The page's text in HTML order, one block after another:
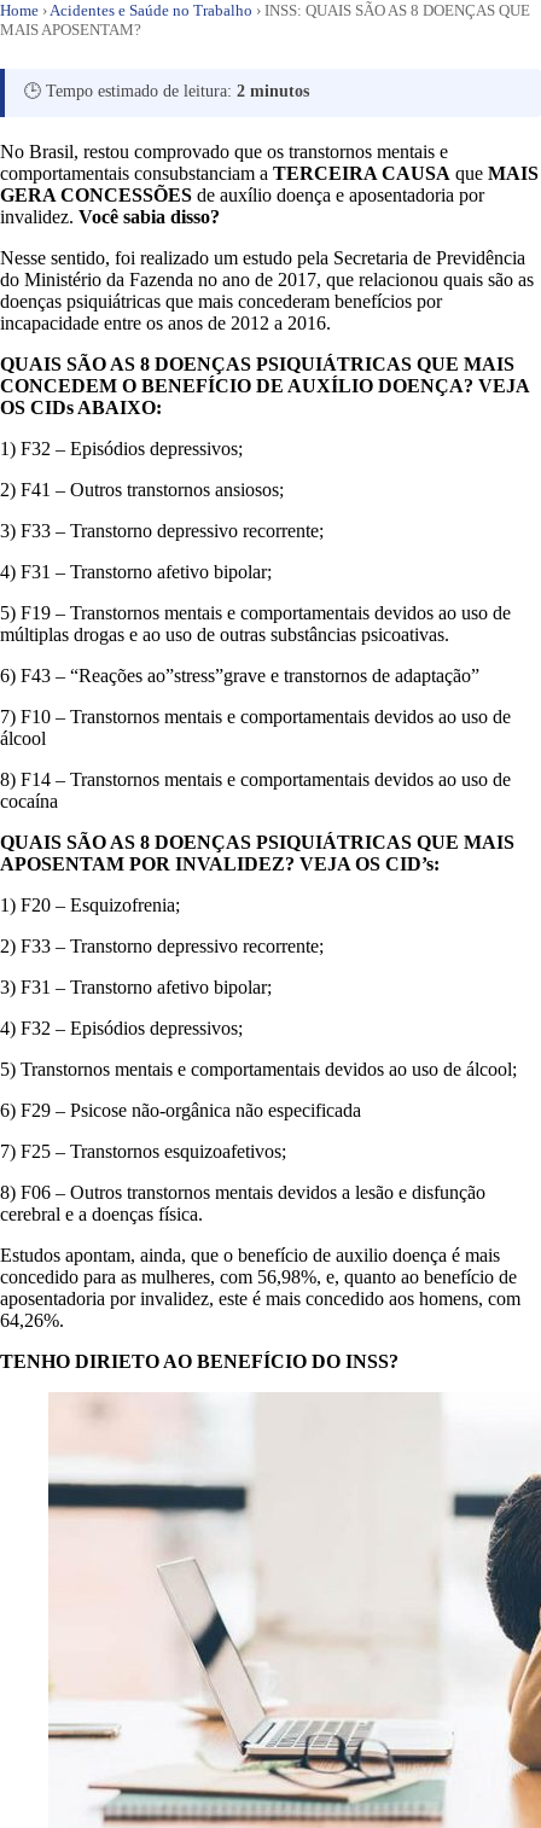
Home ›Acidentes e Saúde no Trabalho › INSS: QUAIS SÃO AS 8 DOENÇAS QUE
MAIS APOSENTAM?
🕒 Tempo estimado de leitura: 2 minutos
No Brasil, restou comprovado que os transtornos mentais e
comportamentais consubstanciam a TERCEIRA CAUSA que MAIS
GERA CONCESSÕES de auxílio doença e aposentadoria por
invalidez. Você sabia disso?
Nesse sentido, foi realizado um estudo pela Secretaria de Previdência
do Ministério da Fazenda no ano de 2017, que relacionou quais são as
doenças psiquiátricas que mais concederam benefícios por
incapacidade entre os anos de 2012 a 2016.
QUAIS SÃO AS 8 DOENÇAS PSIQUIÁTRICAS QUE MAIS
CONCEDEM O BENEFÍCIO DE AUXÍLIO DOENÇA? VEJA
OS CIDs ABAIXO:
1) F32 – Episódios depressivos;
2) F41 – Outros transtornos ansiosos;
3) F33 – Transtorno depressivo recorrente;
4) F31 – Transtorno afetivo bipolar;
5) F19 – Transtornos mentais e comportamentais devidos ao uso de
múltiplas drogas e ao uso de outras substâncias psicoativas.
6) F43 – “Reações ao”stress”grave e transtornos de adaptação”
7) F10 – Transtornos mentais e comportamentais devidos ao uso de
álcool
8) F14 – Transtornos mentais e comportamentais devidos ao uso de
cocaína
QUAIS SÃO AS 8 DOENÇAS PSIQUIÁTRICAS QUE MAIS
APOSENTAM POR INVALIDEZ? VEJA OS CID’s:
1) F20 – Esquizofrenia;
2) F33 – Transtorno depressivo recorrente;
3) F31 – Transtorno afetivo bipolar;
4) F32 – Episódios depressivos;
5) Transtornos mentais e comportamentais devidos ao uso de álcool;
6) F29 – Psicose não-orgânica não especificada
7) F25 – Transtornos esquizoafetivos;
8) F06 – Outros transtornos mentais devidos a lesão e disfunção
cerebral e a doenças física.
Estudos apontam, ainda, que o benefício de auxilio doença é mais
concedido para as mulheres, com 56,98%, e, quanto ao benefício de
aposentadoria por invalidez, este é mais concedido aos homens, com
64,26%.
TENHO DIRIETO AO BENEFÍCIO DO INSS?